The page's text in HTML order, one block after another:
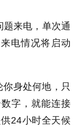
题来电，单次通
电情况将启动
你身处何地，只
字，就能连接
24小时全天候